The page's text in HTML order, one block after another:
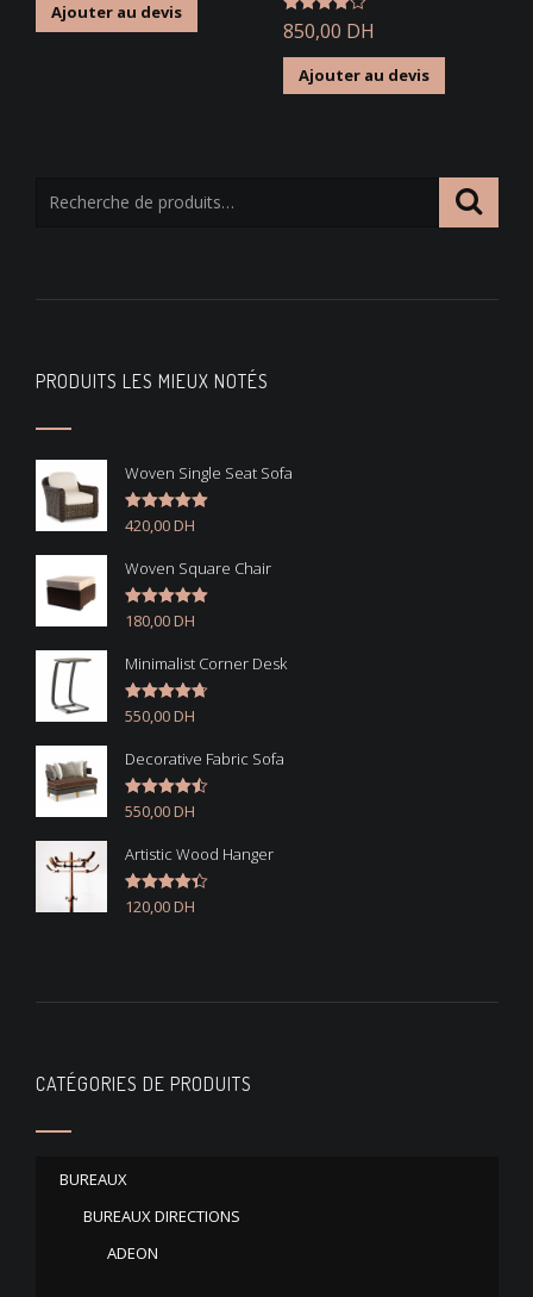
Ajouter au devis
Note 4.00
sur 5
850,00 DH
Ajouter au devis
PRODUITS LES MIEUX NOTÉS
Woven Single Seat Sofa
Note5.00
sur 5
420,00DH
Woven Square Chair
Note5.00
sur 5
180,00DH
Minimalist Corner Desk
Note4.67
sur 5
550,00DH
Decorative Fabric Sofa
Note4.50
sur 5
550,00DH
Artistic Wood Hanger
Note4.33
sur 5
120,00DH
CATÉGORIES DE PRODUITS
BUREAUX
BUREAUX DIRECTIONS
ADEON